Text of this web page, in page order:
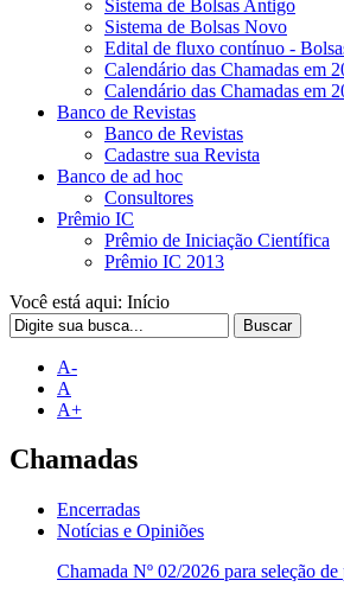
Sistema de Bolsas Antigo
Sistema de Bolsas Novo
Edital de fluxo contínuo -
Calendário das Chamadas em
Calendário das Chamadas em
Banco de Revistas
Banco de Revistas
Cadastre sua Revista
Banco de ad hoc
Consultores
Prêmio IC
Prêmio de Iniciação Científica
Prêmio IC 2013
Você está aqui: Início
Buscar
A-
A
A+
Chamadas
Encerradas
Notícias e Opiniões
Chamada Nº 02/2026 para seleção